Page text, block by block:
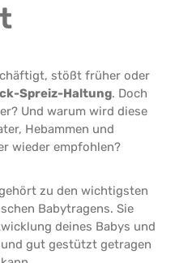
stößt früher oder
Spreiz-Haltung. Doch
Und warum wird diese
, Hebammen und
wieder empfohlen?
zu den wichtigsten
Babytragens. Sie
deines Babys und
gut gestützt getragen